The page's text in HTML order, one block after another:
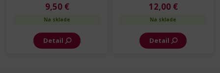
9,50 €
Na sklade
Detail
12,00 €
Na sklade
Detail